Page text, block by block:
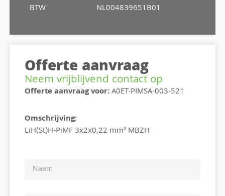
BTW
NL004839651B01
Offerte aanvraag
Neem vrijblijvend contact op
Offerte aanvraag voor:A0ET-PIMSA-003-521
Omschrijving:
LiH(St)H-PiMF 3x2x0,22 mm² MBZH